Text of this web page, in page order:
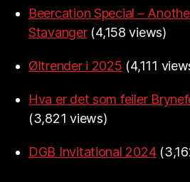
Beercation Special –
Stavanger (4,158 views)
Øltrender i 2025 (4,111
Hva er det som feiler
(3,821 views)
DGB Invitational 2024